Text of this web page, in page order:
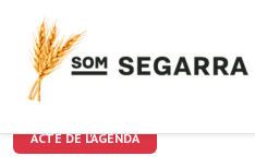
ACTE DE L'AGENDA